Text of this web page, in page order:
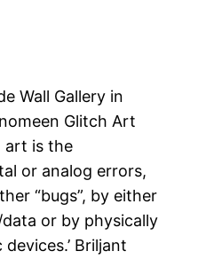
Wall Gallery in
Glitch Art
art is the
or analog errors,
“bugs”, by either
or by physically
Briljant